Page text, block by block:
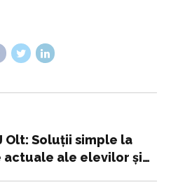
Olt: Soluții simple la
actuale ale elevilor și